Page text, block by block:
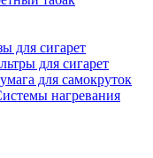
для сигарет
для сигарет
для самокруток
нагревания